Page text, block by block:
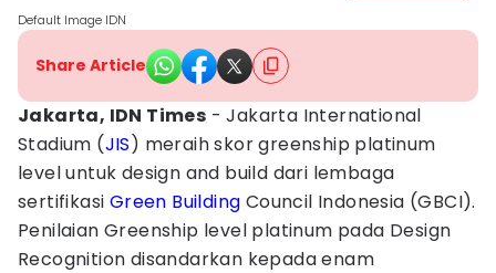
Default Image IDN
Share Article
Jakarta, IDN Times - Jakarta International
Stadium (JIS) meraih skor greenship platinum
level untuk design and build dari lembaga
sertifikasi Green Building Council Indonesia (GBCI).
Penilaian Greenship level platinum pada Design
Recognition disandarkan kepada enam